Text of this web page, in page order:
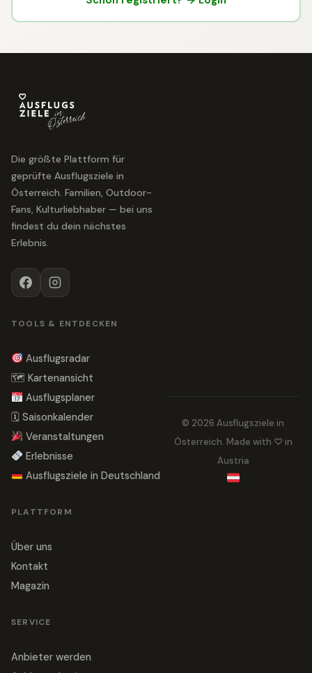
Die größte Plattform für
geprüfte Ausflugsziele in
Österreich. Familien, Outdoor-
Fans, Kulturliebhaber — bei uns
findest du dein nächstes
Erlebnis.
TOOLS & ENTDECKEN
Ausflugsradar
🗺 Kartenansicht
Ausflugsplaner
🗓 Saisonkalender
Veranstaltungen
Erlebnisse
Ausflugsziele in Deutschland
PLATTFORM
Über uns
Kontakt
Magazin
SERVICE
Anbieter werden
© 2026 Ausflugsziele in
Österreich. Made with ♡ in
Austria